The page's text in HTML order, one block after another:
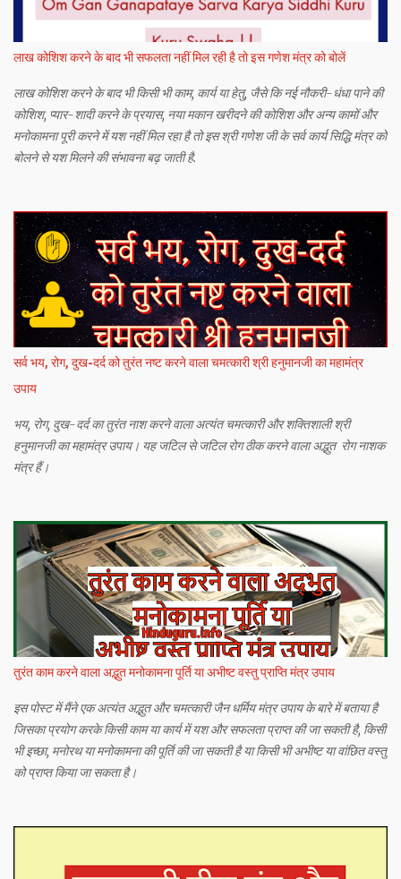
लाख कोशिश करने के बाद भी सफलता नहीं मिल रही है तो इस गणेश मंत्र को बोलें
लाख कोशिश करने के बाद भी किसी भी काम, कार्य या हेतु, जैसे कि नई नौकरी-धंधा पाने की
कोशिश, प्यार-शादी करने के प्रयास, नया मकान खरीदने की कोशिश और अन्य कामों और
मनोकामना पूरी करने में यश नहीं मिल रहा है तो इस श्री गणेश जी के सर्व कार्य सिद्धि मंत्र को
बोलने से यश मिलने की संभावना बढ़ जाती है.
सर्व भय, रोग, दुख-दर्द को तुरंत नष्ट करने वाला चमत्कारी श्री हनुमानजी का महामंत्र
उपाय
भय, रोग, दुख-दर्द का तुरंत नाश करने वाला अत्यंत चमत्कारी और शक्तिशाली श्री
हनुमानजी का महामंत्र उपाय। यह जटिल से जटिल रोग ठीक करने वाला अद्भुत रोग नाशक
मंत्र हैं।
तुरंत काम करने वाला अद्भुत मनोकामना पूर्ति या अभीष्ट वस्तु प्राप्ति मंत्र उपाय
इस पोस्ट में मैंने एक अत्यंत अद्भुत और चमत्कारी जैन धर्मिय मंत्र उपाय के बारे में बताया है
जिसका प्रयोग करके किसी काम या कार्य में यश और सफलता प्राप्त की जा सकती है, किसी
भी इच्छा, मनोरथ या मनोकामना की पूर्ति की जा सकती है या किसी भी अभीष्ट या वांछित वस्तु
को प्राप्त किया जा सकता है।